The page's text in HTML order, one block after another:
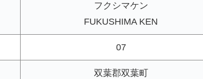
フクシマケン
FUKUSHIMA KEN
07
双葉郡双葉町